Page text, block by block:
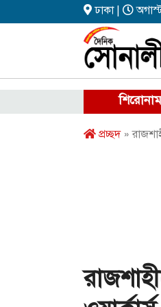
ঢাকা |
শিরোনাম
প্রচ্ছদ»